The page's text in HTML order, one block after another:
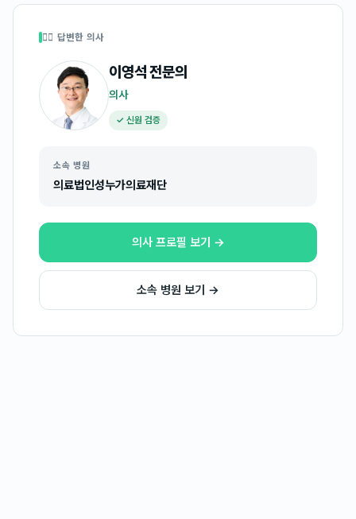
👩‍⚕️ 답변한 의사
이영석전문의
의사
✓ 신원 검증
소속 병원
의료법인성누가의료재단
의사 프로필 보기 →
소속 병원 보기 →